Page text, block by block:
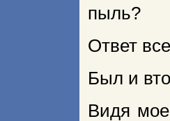
пыль?
Ответ
Был и
Видя